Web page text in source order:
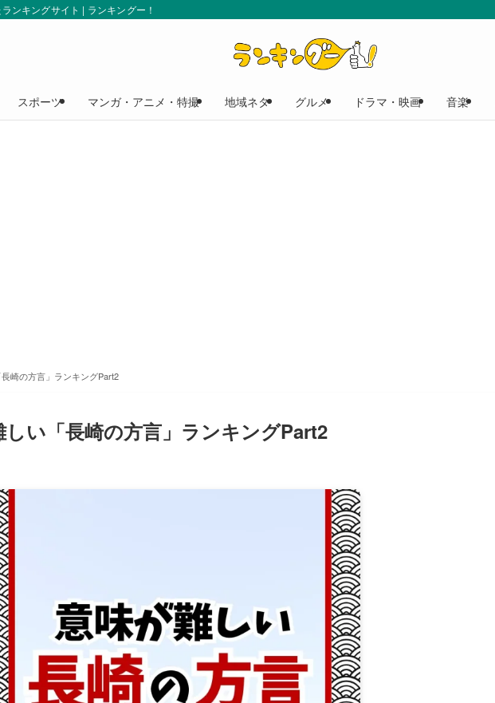
ンキングサイト | ランキングー！
スポーツ マンガ・アニメ・特撮 地域ネタ グルメ ドラマ・映画 音楽
崎の方言」ランキングPart2
い「長崎の方言」ランキングPart2